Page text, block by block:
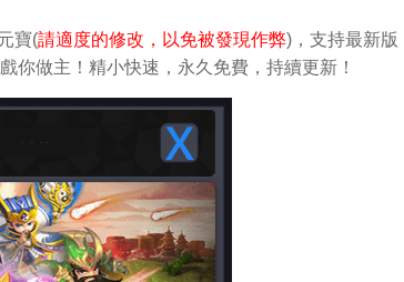
寶(請適度的修改，以免被發現作弊)，支持最新版
你做主！精小快速，永久免費，持續更新！